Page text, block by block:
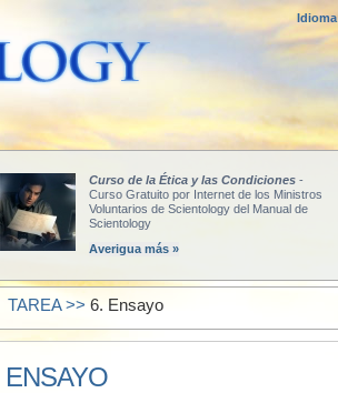
Idioma
Curso de la Ética y las Condiciones -
Curso Gratuito por Internet de los Ministros
Voluntarios de Scientology del Manual de
Scientology
Averigua más »
TAREA >> 6. Ensayo
ENSAYO